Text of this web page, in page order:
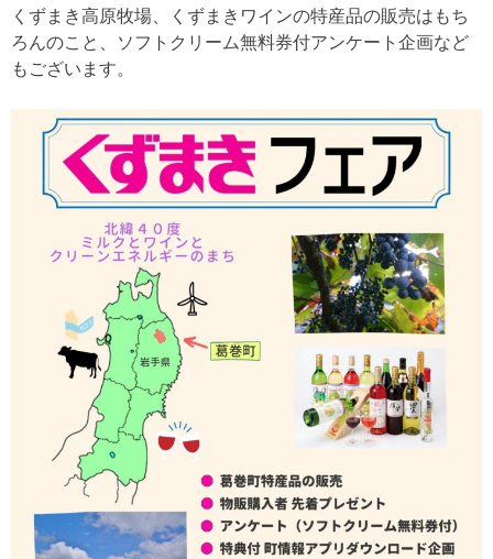
くずまき高原牧場、くずまきワインの特産品の販売はもち
ろんのこと、ソフトクリーム無料券付アンケート企画など
もございます。